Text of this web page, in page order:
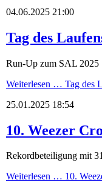
04.06.2025 21:00
Tag des
Run-Up zum SAL 2025
Weiterlesen … Tag des
25.01.2025 18:54
10. Weezer
Rekordbeteiligung mit
Weiterlesen … 10.